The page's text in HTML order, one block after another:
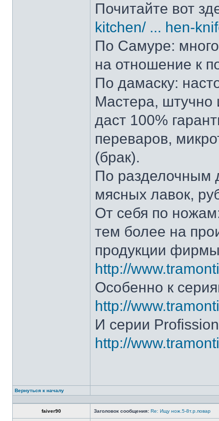
Почитайте вот
kitchen/ ... hen-
По Самуре: много
на отношение к
По дамаску:
Мастера, штучно
даст 100%
переваров,
(брак).
По разделочным
мясных лавок,
От себя по
тем более на
продукции
http://
Особенно к
http://
И серии
http://
Вернуться к началу
faiver90 Заголовок сообщения: Re: Ищу нож.5-8т.р.повар